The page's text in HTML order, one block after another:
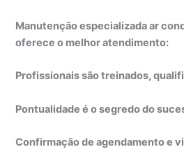
Manutenção especializada ar
oferece o melhor atendimento:
Profissionais são treinados,
Pontualidade é o segredo do
Confirmação de agendamento e